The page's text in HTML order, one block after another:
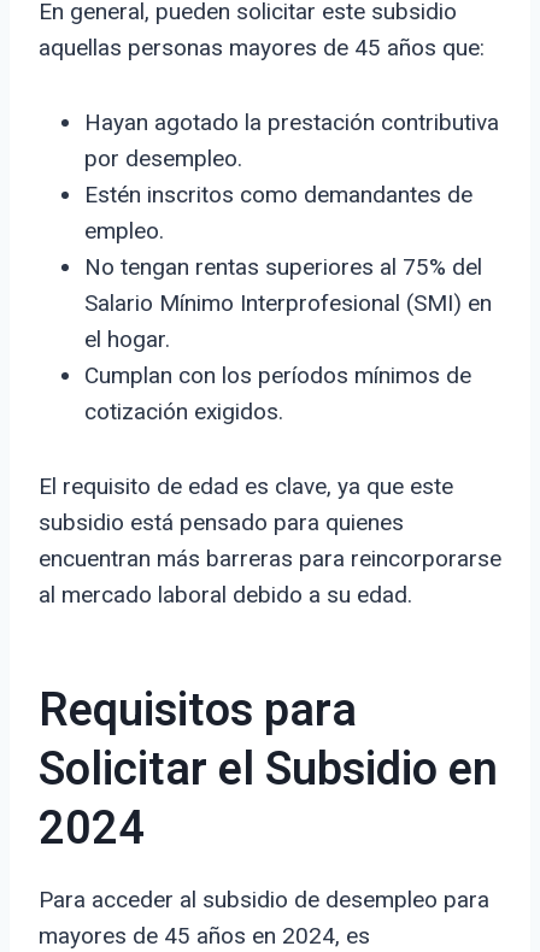
En general, pueden solicitar este subsidio
aquellas personas mayores de 45 años que:
Hayan agotado la prestación contributiva
por desempleo.
Estén inscritos como demandantes de
empleo.
No tengan rentas superiores al 75% del
Salario Mínimo Interprofesional (SMI) en
el hogar.
Cumplan con los períodos mínimos de
cotización exigidos.
El requisito de edad es clave, ya que este
subsidio está pensado para quienes
encuentran más barreras para reincorporarse
al mercado laboral debido a su edad.
Requisitos para
Solicitar el Subsidio en
2024
Para acceder al subsidio de desempleo para
mayores de 45 años en 2024, es